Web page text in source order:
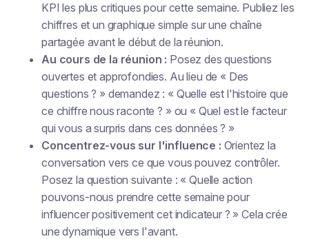
KPI les plus critiques pour cette semaine. Publiez les
chiffres et un graphique simple sur une chaîne
partagée avant le début de la réunion.
Au cours de la réunion : Posez des questions
ouvertes et approfondies. Au lieu de « Des
questions ? » demandez : « Quelle est l'histoire que
ce chiffre nous raconte ? » ou « Quel est le facteur
qui vous a surpris dans ces données ? »
Concentrez-vous sur l'influence : Orientez la
conversation vers ce que vous pouvez contrôler.
Posez la question suivante : « Quelle action
pouvons-nous prendre cette semaine pour
influencer positivement cet indicateur ? » Cela crée
une dynamique vers l'avant.